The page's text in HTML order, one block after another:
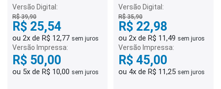
Versão Digital:
R$ 39,90
R$ 25,54
ou 2x de R$ 12,77 sem juros
Versão Impressa:
R$ 50,00
ou 5x de R$ 10,00 sem juros
Médio/Técnico e Superior
Versão Digital:
R$ 35,90
R$ 22,98
ou 2x de R$ 11,49 sem juros
Versão Impressa:
R$ 45,00
ou 4x de R$ 11,25 sem juros